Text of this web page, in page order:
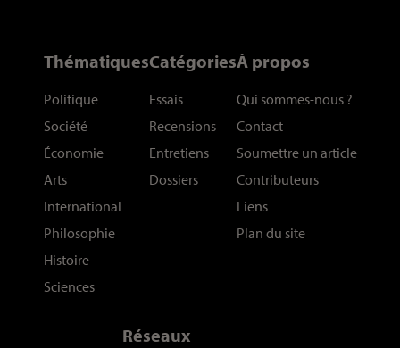
Thématiques
Politique
Société
Économie
Arts
International
Philosophie
Histoire
Sciences
Catégories
Essais
Recensions
Entretiens
Dossiers
À propos
Qui sommes-nous ?
Contact
Soumettre un article
Contributeurs
Liens
Plan du site
Réseaux